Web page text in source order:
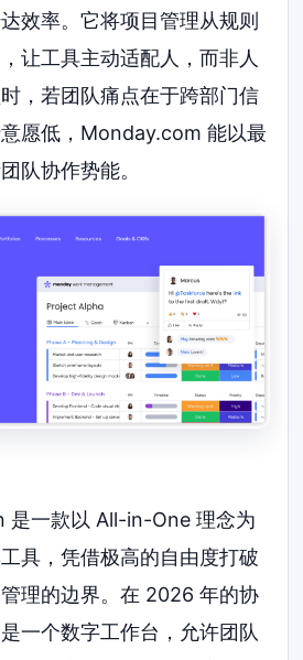
效率。它将项目管理从规则
让工具主动适配人，而非人
，若团队痛点在于跨部门信
愿低，Monday.com 能以最
队协作势能。
是一款以 All-in-One 理念为
具，凭借极高的自由度打破
理的边界。在 2026 年的协
一个数字工作台，允许团队